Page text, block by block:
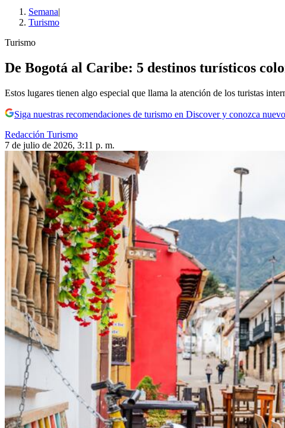
Semana|
Turismo
Turismo
De Bogotá al Caribe: 5 destinos turísticos
Estos lugares tienen algo especial que llama la atención de los turistas
Siga nuestras recomendaciones de turismo en Discover y conozca
Redacción Turismo
7 de julio de 2026, 3:11 p. m.